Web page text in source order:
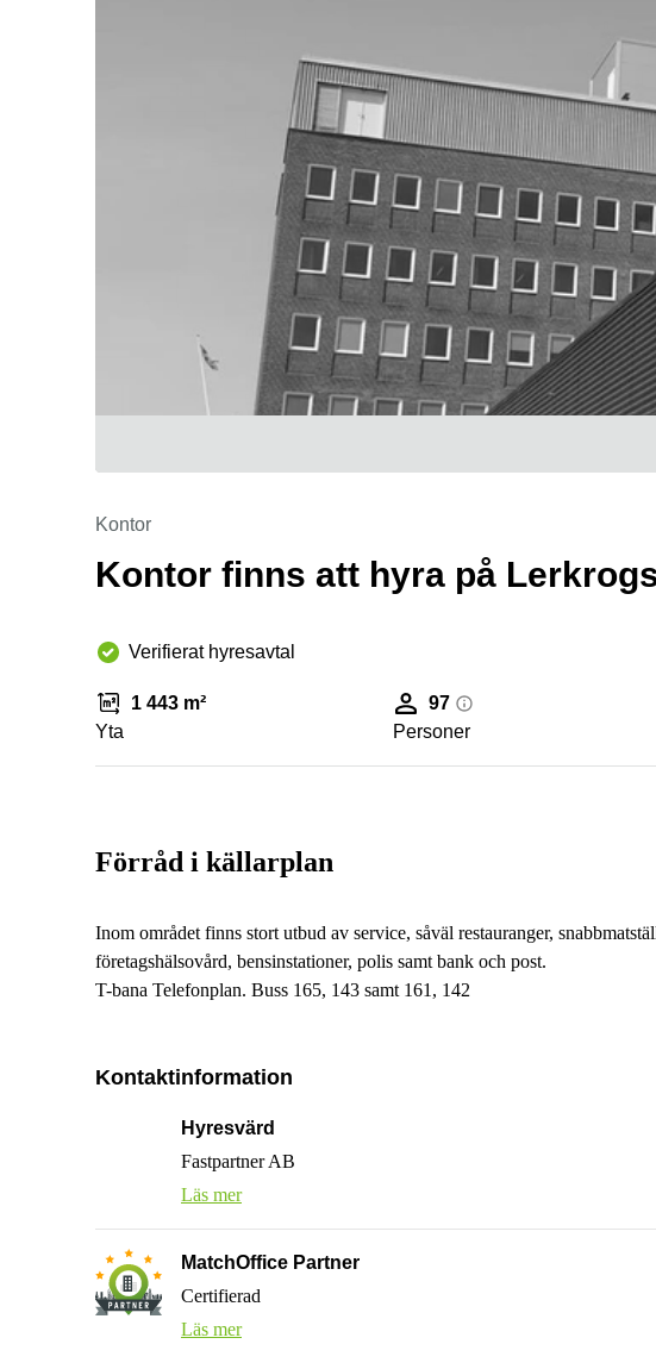
Kontor
Kontor finns att hyra på
Verifierat hyresavtal
1 443 m²
Yta
97
Personer
Förråd i källarplan
Inom området finns stort utbud av service, såväl restauranger,
företagshälsovård, bensinstationer, polis samt bank och post.
T-bana Telefonplan. Buss 165, 143 samt 161, 142
Kontaktinformation
Hyresvärd
Fastpartner AB
Läs mer
MatchOffice Partner
Certifierad
Läs mer